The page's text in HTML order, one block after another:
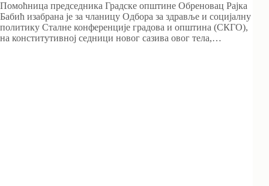
Помоћница председника Градске општине Обреновац Рајка
Бабић изабрана је за чланицу Одбора за здравље и социјалну
политику Сталне конференције градова и општина (СКГО),
на конститутивној седници новог сазива овог тела,…